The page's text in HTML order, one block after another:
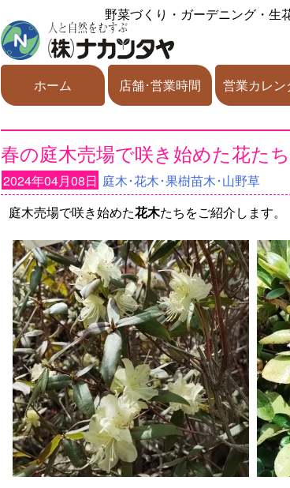
野菜づくり・ガーデニング・生
ホーム 店舗･営業時間 営業カレン
春の庭木売場で咲き始めた花た
2024年04月08日 庭木･花木･果樹苗木･山野草
庭木売場で咲き始めた花木たちをご紹介します。